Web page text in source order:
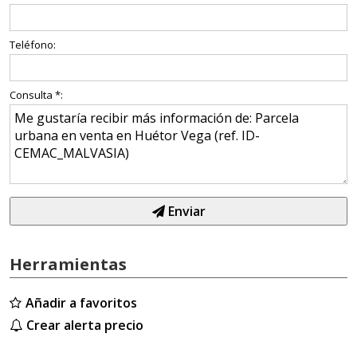
Teléfono:
Consulta *:
Enviar
Herramientas
Añadir a favoritos
Crear alerta precio